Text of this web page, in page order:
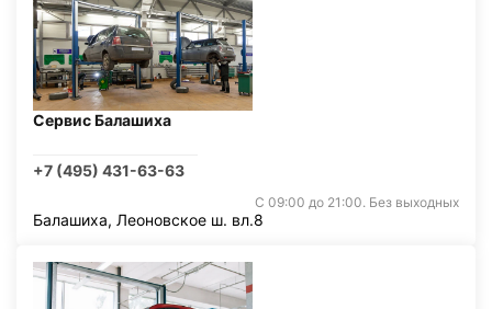
Сервис Балашиха
+7 (495) 431-63-63
С 09:00 до 21:00. Без выходных
Балашиха, Леоновское ш. вл.8